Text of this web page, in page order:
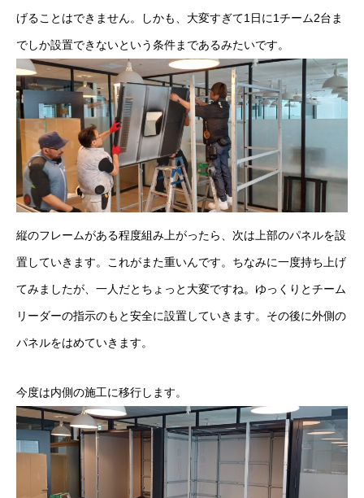
げることはできません。しかも、大変すぎて1日に1チーム2台ま
でしか設置できないという条件まであるみたいです。
縦のフレームがある程度組み上がったら、次は上部のパネルを設
置していきます。これがまた重いんです。ちなみに一度持ち上げ
てみましたが、一人だとちょっと大変ですね。ゆっくりとチーム
リーダーの指示のもと安全に設置していきます。その後に外側の
パネルをはめていきます。
今度は内側の施工に移行します。